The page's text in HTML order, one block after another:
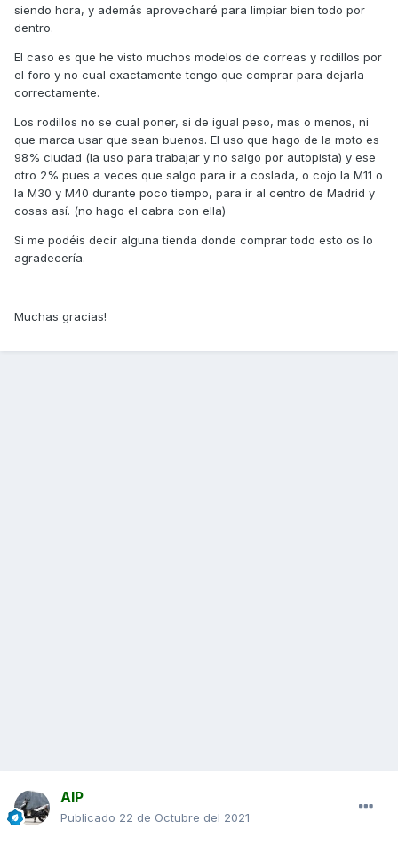
siendo hora, y además aprovecharé para limpiar bien todo por
dentro.
El caso es que he visto muchos modelos de correas y rodillos por
el foro y no cual exactamente tengo que comprar para dejarla
correctamente.
Los rodillos no se cual poner, si de igual peso, mas o menos, ni
que marca usar que sean buenos. El uso que hago de la moto es
98% ciudad (la uso para trabajar y no salgo por autopista) y ese
otro 2% pues a veces que salgo para ir a coslada, o cojo la M11 o
la M30 y M40 durante poco tiempo, para ir al centro de Madrid y
cosas así. (no hago el cabra con ella)
Si me podéis decir alguna tienda donde comprar todo esto os lo
agradecería.
Muchas gracias!
AIP
Publicado 22 de Octubre del 2021